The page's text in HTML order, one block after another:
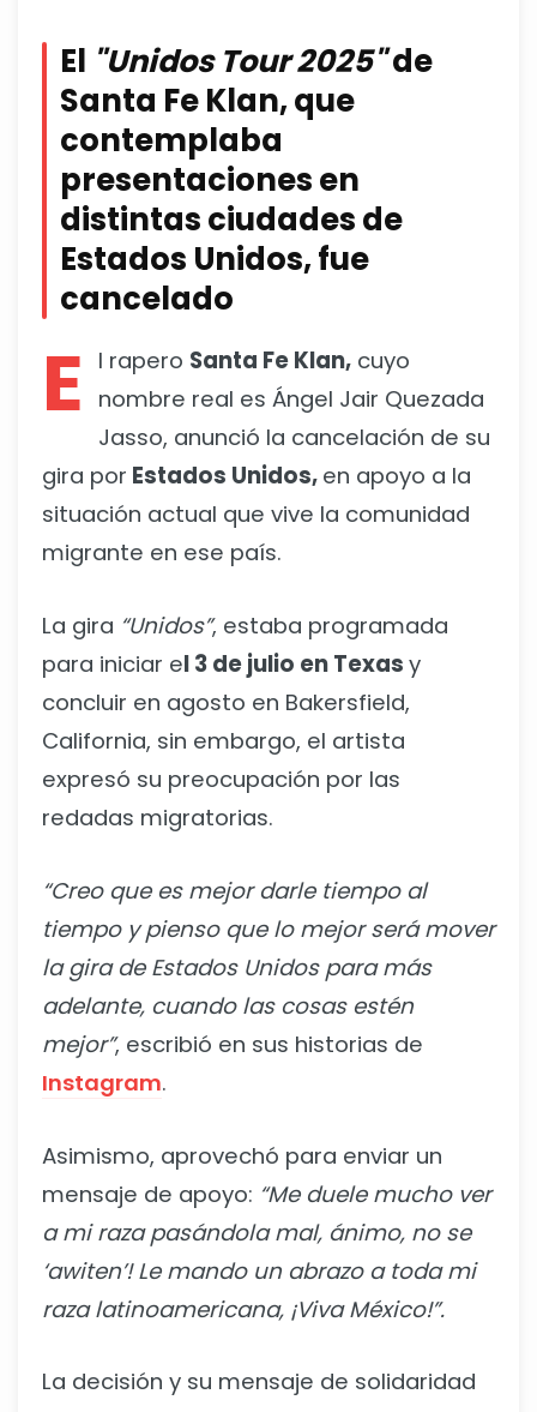
El "Unidos Tour 2025"de
Santa Fe Klan, que
contemplaba
presentaciones en
distintas ciudades de
Estados Unidos, fue
cancelado
E l rapero Santa Fe Klan, cuyo
nombre real es Ángel Jair Quezada
Jasso, anunció la cancelación de su
gira por Estados Unidos, en apoyo a la
situación actual que vive la comunidad
migrante en ese país.
La gira “Unidos”, estaba programada
para iniciar el 3 de julio en Texas y
concluir en agosto en Bakersfield,
California, sin embargo, el artista
expresó su preocupación por las
redadas migratorias.
“Creo que es mejor darle tiempo al
tiempo y pienso que lo mejor será mover
la gira de Estados Unidos para más
adelante, cuando las cosas estén
mejor”, escribió en sus historias de
Instagram.
Asimismo, aprovechó para enviar un
mensaje de apoyo: “Me duele mucho ver
a mi raza pasándola mal, ánimo, no se
‘awiten’! Le mando un abrazo a toda mi
raza latinoamericana, ¡Viva México!”.
La decisión y su mensaje de solidaridad